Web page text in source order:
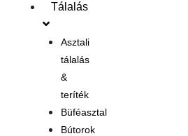
Tálalás
Asztali
tálalás
&
teríték
Büféasztal
Bútorok